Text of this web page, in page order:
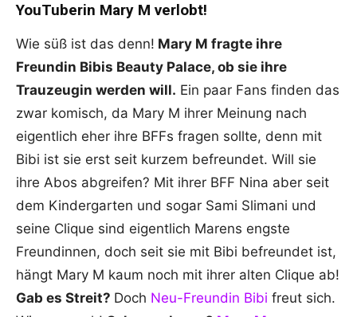
YouTuberin Mary M verlobt!
Wie süß ist das denn! Mary M fragte ihre
Freundin Bibis Beauty Palace, ob sie ihre
Trauzeugin werden will. Ein paar Fans finden das
zwar komisch, da Mary M ihrer Meinung nach
eigentlich eher ihre BFFs fragen sollte, denn mit
Bibi ist sie erst seit kurzem befreundet. Will sie
ihre Abos abgreifen? Mit ihrer BFF Nina aber seit
dem Kindergarten und sogar Sami Slimani und
seine Clique sind eigentlich Marens engste
Freundinnen, doch seit sie mit Bibi befreundet ist,
hängt Mary M kaum noch mit ihrer alten Clique ab!
Gab es Streit? Doch Neu-Freundin Bibi freut sich.